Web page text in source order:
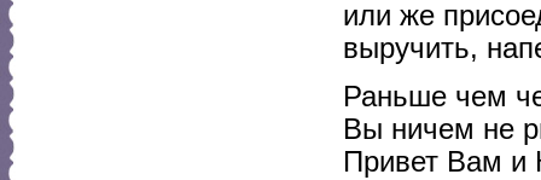
или же
выручить,
Раньше чем
Вы ничем не
Привет Вам и